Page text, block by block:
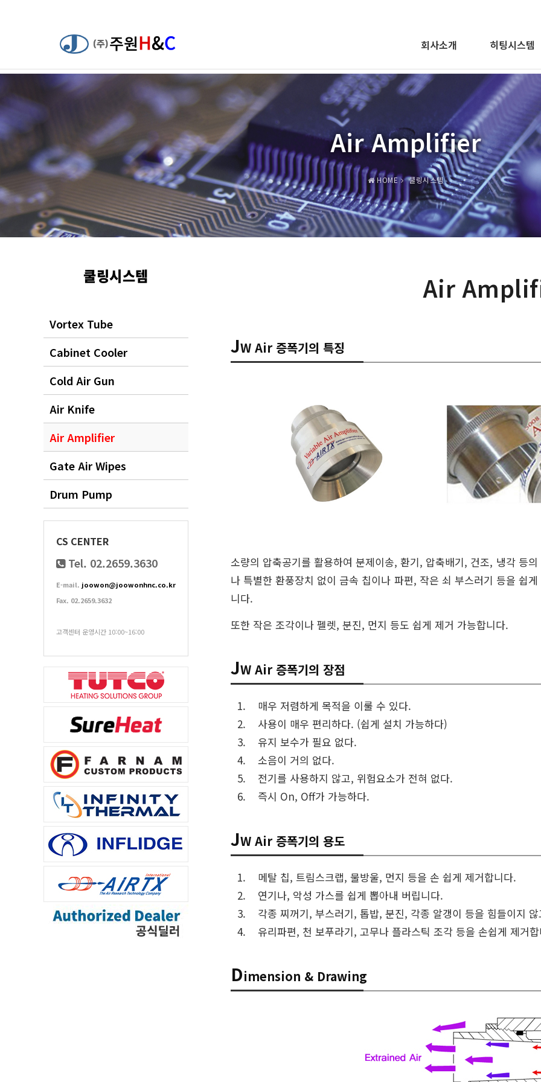
회사소개 히팅시스템
하위분류 하위분류
Air Amplifier
HOME 쿨링시스템
Air
JW Air 증폭기의 특징
소량의 압축공기를 활용하여 분제이송, 환기, 압축배기, 건조, 냉각 등
나 특별한 환풍장치 없이 금속 칩이나 파편, 작은 쇠 부스러기 등을 쉽
니다.
또한 작은 조각이나 펠렛, 분진, 먼지 등도 쉽게 제거 가능합니다.
JW Air 증폭기의 장점
매우 저렴하게 목적을 이룰 수 있다.
사용이 매우 편리하다. (쉽게 설치 가능하다)
유지 보수가 필요 없다.
소음이 거의 없다.
전기를 사용하지 않고, 위험요소가 전혀 없다.
즉시 On, Off가 가능하다.
JW Air 증폭기의 용도
메탈 칩, 트림스크랩, 물방울, 먼지 등을 손 쉽게 제거합니다.
연기나, 악성 가스를 쉽게 뽑아내 버립니다.
각종 찌꺼기, 부스러기, 톱밥, 분진, 각종 알갱이 등을 힘들이지
유리파편, 천 보푸라기, 고무나 플라스틱 조각 등을 손쉽게 제거
Dimension & Drawing
쿨링시스템
Vortex Tube
Cabinet Cooler
Cold Air Gun
Air Knife
Air Amplifier
Gate Air Wipes
Drum Pump
CS CENTER
Tel. 02.2659.3630
E-mail. joowon@joowonhnc.co.kr
Fax. 02.2659.3632
고객센터 운영시간 10:00~16:00